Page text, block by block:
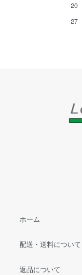
20
27
ホーム
配送・送料について
返品について